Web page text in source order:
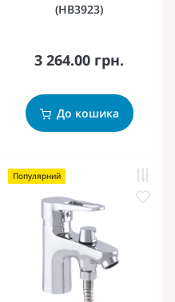
(HB3923)
3 264.00 грн.
До кошика
Популярний